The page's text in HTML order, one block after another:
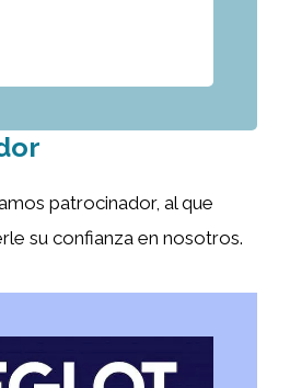
patrocinador, al que
su confianza en nosotros.